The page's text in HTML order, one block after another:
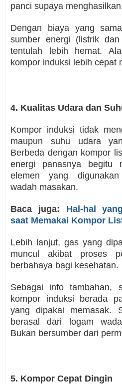
panci supaya
Dengan biaya yang
sumber energi (listrik
tentulah lebih hemat.
kompor induksi lebih cepat
4. Kualitas Udara dan
Kompor induksi tidak
maupun suhu udara
Berbeda dengan kompor
energi panasnya begitu
elemen yang
wadah masakan.
Baca juga: Hal-hal
saat Memakai Kompor
Lebih lanjut, gas yang
muncul akibat proses
berbahaya bagi kesehatan.
Sebagai info tambahan,
kompor induksi berada
yang dipakai memasak.
berasal dari logam
Bukan bersumber dari
5. Kompor Cepat Dingin